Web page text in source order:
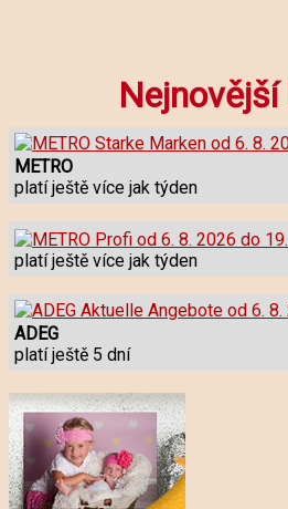
METRO
platí ještě více jak týden
platí ještě více jak týden
ADEG
platí ještě 5 dní